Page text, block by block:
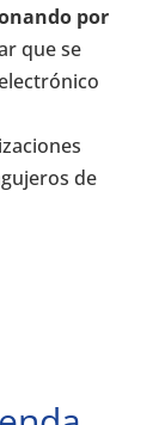
por
que se
de